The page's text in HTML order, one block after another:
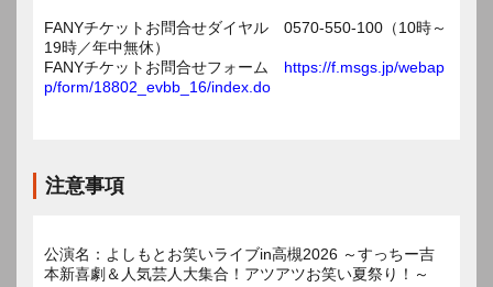
FANYチケットお問合せダイヤル 0570-550-100（10時～
19時／年中無休）
FANYチケットお問合せフォーム https://f.msgs.jp/webap
p/form/18802_evbb_16/index.do
注意事項
公演名：よしもとお笑いライブin高槻2026 ～すっちー吉
本新喜劇＆人気芸人大集合！アツアツお笑い夏祭り！～